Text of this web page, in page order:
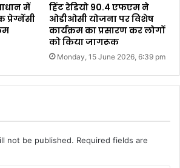
में
प्रेग्नेंसी
हिंट रेडियो 90.4 एफएम ने
ओडीओसी योजना पर विशेष
कार्यक्रम का प्रसारण कर लोगों
को किया जागरूक
Monday, 15 June 2026, 6:39 pm
not be published. Required fields are